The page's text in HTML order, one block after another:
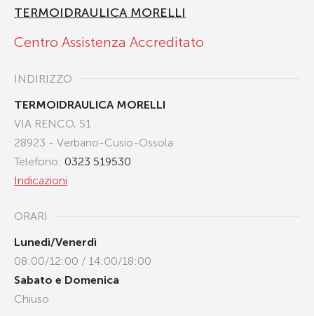
TERMOIDRAULICA MORELLI
Centro Assistenza Accreditato
INDIRIZZO
TERMOIDRAULICA MORELLI
VIA RENCO, 51
28923 - Verbano-Cusio-Ossola
Telefono: 0323 519530
Indicazioni
ORARI
Lunedì/Venerdì
08:00/12:00 / 14:00/18:00
Sabato e Domenica
Chiuso